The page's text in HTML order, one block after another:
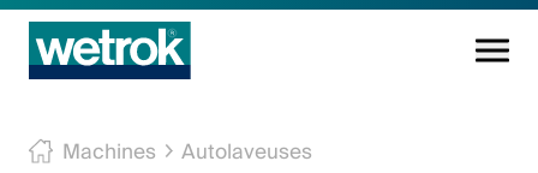
Produits
Machines Autolaveuses